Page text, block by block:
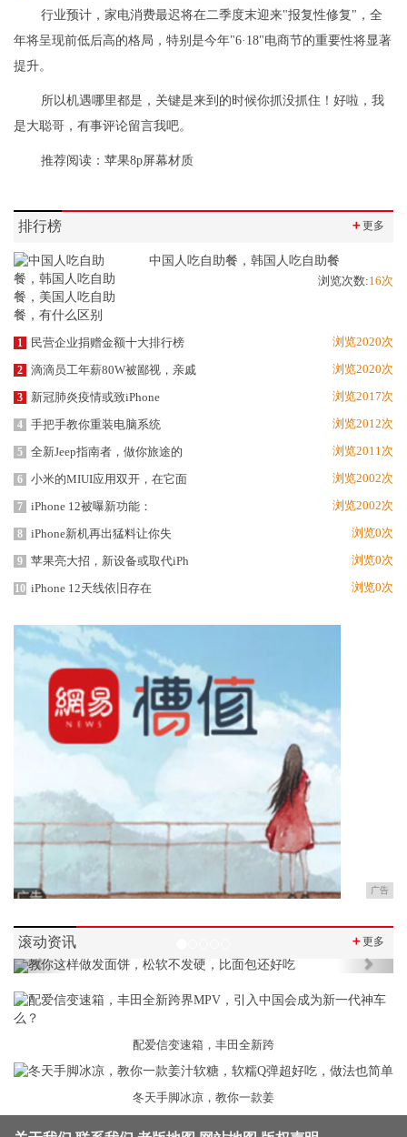
行业预计，家电消费最迟将在二季度末迎来"报复性修复"，全
年将呈现前低后高的格局，特别是今年"6·18"电商节的重要性将显著
提升。
所以机遇哪里都是，关键是来到的时候你抓没抓住！好啦，我
是大聪哥，有事评论留言我吧。
推荐阅读： 苹果8p屏幕材质
排行榜 ＋更多
中国人吃自助餐，韩国人吃自助餐
浏览次数:16次
1 民营企业捐赠金额十大排行榜 浏览2020次
2 滴滴员工年薪80W被鄙视，亲戚 浏览2020次
3 新冠肺炎疫情或致iPhone 浏览2017次
4 手把手教你重装电脑系统 浏览2012次
5 全新Jeep指南者，做你旅途的 浏览2011次
6 小米的MIUI应用双开，在它面 浏览2002次
7 iPhone 12被曝新功能： 浏览2002次
8 iPhone新机再出猛料让你失 浏览0次
9 苹果亮大招，新设备或取代iPh 浏览0次
10 iPhone 12天线依旧存在 浏览0次
广告
滚动资讯 ＋更多
Previous Next
配爱信变速箱，丰田全新跨
冬天手脚冰凉，教你一款姜